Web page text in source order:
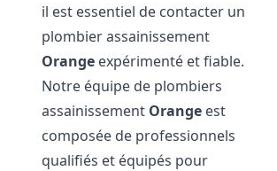
il est essentiel de contacter un
plombier assainissement
Orange expérimenté et fiable.
Notre équipe de plombiers
assainissement Orange est
composée de professionnels
qualifiés et équipés pour